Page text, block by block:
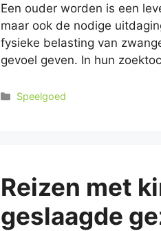
Een ouder worden is een
maar ook de nodige
fysieke belasting van
gevoel geven. In hun
Categorieën
Speelgoed
Reizen met
geslaagde